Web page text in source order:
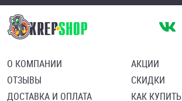
О КОМПАНИИ
ОТЗЫВЫ
ДОСТАВКА И ОПЛАТА
АКЦИИ
СКИДКИ
КАК КУПИТЬ